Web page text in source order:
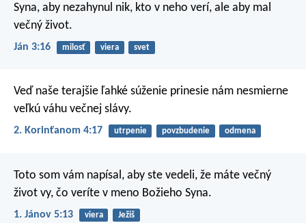
Syna, aby nezahynul nik, kto v neho verí, ale aby mal
večný život.
Ján 3:16 milosť viera svet
Veď naše terajšie ľahké súženie prinesie nám nesmierne
veľkú váhu večnej slávy.
2. Korinťanom 4:17 utrpenie povzbudenie odmena
Toto som vám napísal, aby ste vedeli, že máte večný
život vy, čo veríte v meno Božieho Syna.
1. Jánov 5:13 viera Ježiš